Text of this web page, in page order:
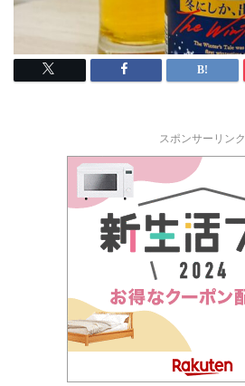
スポンサーリンク